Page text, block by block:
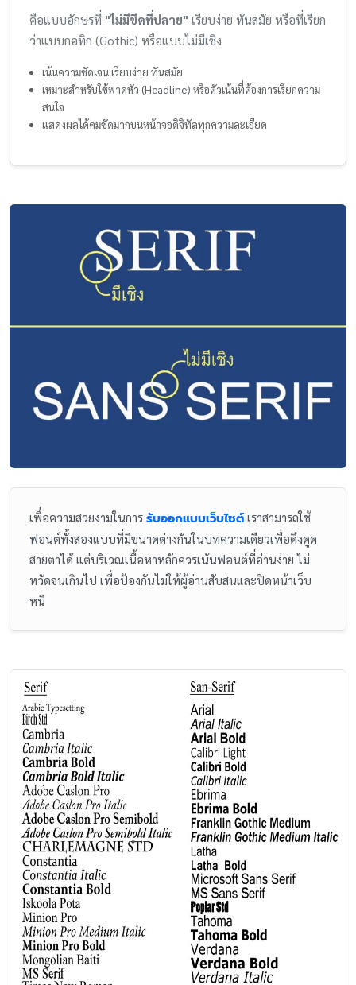
คือแบบอักษรที่ "ไม่มีขีดที่ปลาย" เรียบง่าย ทันสมัย หรือที่เรียก
ว่าแบบกอทิก (Gothic) หรือแบบไม่มีเชิง
เน้นความชัดเจน เรียบง่าย ทันสมัย
เหมาะสำหรับใช้พาดหัว (Headline) หรือตัวเน้นที่ต้องการเรียกความ
สนใจ
แสดงผลได้คมชัดมากบนหน้าจอดิจิทัลทุกความละเอียด
เพื่อความสวยงามในการ รับออกแบบเว็บไซต์ เราสามารถใช้
ฟอนต์ทั้งสองแบบที่มีขนาดต่างกันในบทความเดียวเพื่อดึงดูด
สายตาได้ แต่บริเวณเนื้อหาหลักควรเน้นฟอนต์ที่อ่านง่าย ไม่
หวัดจนเกินไป เพื่อป้องกันไม่ให้ผู้อ่านสับสนและปิดหน้าเว็บ
หนี